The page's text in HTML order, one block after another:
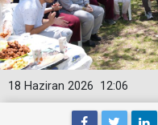
12:06
18 Haziran 2026